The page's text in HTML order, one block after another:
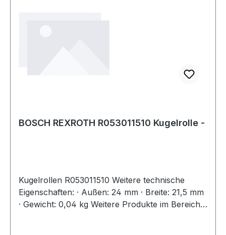
BOSCH REXROTH R053011510 Kugelrolle -
Kugelrollen R053011510 Weitere technische
Eigenschaften: · Außen: 24 mm · Breite: 21,5 mm
· Gewicht: 0,04 kg Weitere Produkte im Bereich